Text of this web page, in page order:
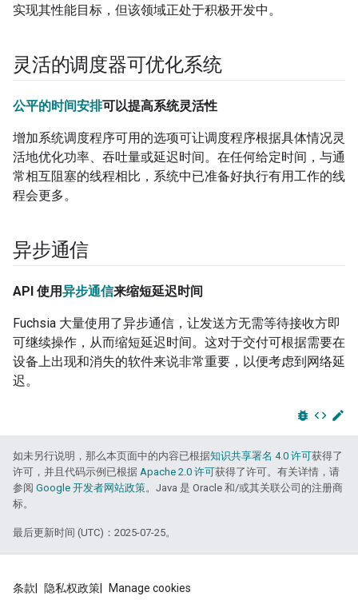
实现其性能目标，但该领域正处于积极开发中。
灵活的调度器可优化系统
公平的时间安排可以提高系统灵活性
增加系统调度程序可用的选项可让调度程序根据具体情况灵
活地优化功率、吞吐量或延迟时间。在任何给定时间，与通
常相互阻塞的线程相比，系统中已准备好执行有用工作的线
程会更多。
异步通信
API 使用异步通信来缩短延迟时间
Fuchsia 大量使用了异步通信，让发送方无需等待接收方即
可继续操作，从而缩短延迟时间。这对于交付可根据需要在
设备上出现和消失的软件来说非常重要，以便考虑到网络延
迟。
bug_report code edit
如未另行说明，那么本页面中的内容已根据知识共享署名 4.0 许可获得了
许可，并且代码示例已根据 Apache 2.0 许可获得了许可。有关详情，请
参阅 Google 开发者网站政策。Java 是 Oracle 和/或其关联公司的注册商
标。
最后更新时间 (UTC)：2025-07-25。
条款 隐私权政策 Manage cookies